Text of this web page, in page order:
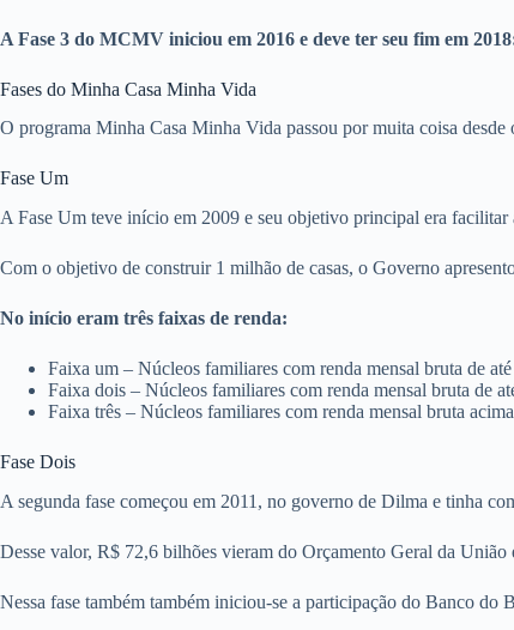
A Fase 3 do MCMV iniciou em 2016 e deve ter seu fim em
Fases do Minha Casa Minha Vida
O programa Minha Casa Minha Vida passou por muita coisa
Fase Um
A Fase Um teve início em 2009 e seu objetivo principal era facilitar
Com o objetivo de construir 1 milhão de casas, o Governo
No início eram três faixas de renda:
Faixa um – Núcleos familiares com renda mensal bruta de
Faixa dois – Núcleos familiares com renda mensal bruta de
Faixa três – Núcleos familiares com renda mensal bruta
Fase Dois
A segunda fase começou em 2011, no governo de Dilma e tinha
Desse valor, R$ 72,6 bilhões vieram do Orçamento Geral da
Nessa fase também também iniciou-se a participação do Banco do